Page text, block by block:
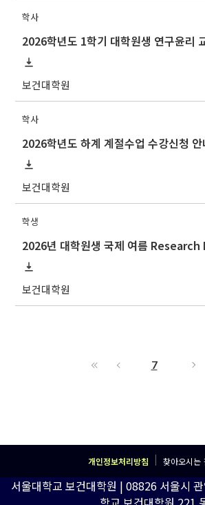
학사
보건대학원
학사
2026학년도 하계 계절수업 수강신청 안
보건대학원
학생
보건대학원
7
개인정보처리방침 찾아오시는
서울대학교 보건대학원 | 08826 서울시